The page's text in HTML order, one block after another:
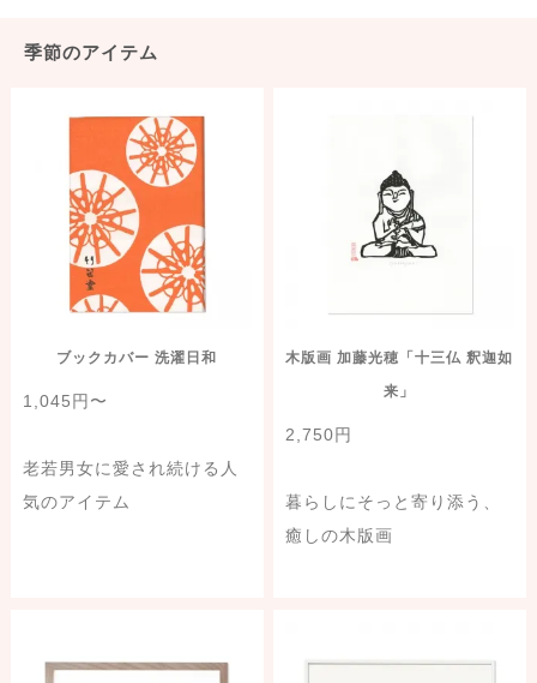
季節のアイテム
ブックカバー 洗濯日和
1,045円〜
老若男女に愛され続ける人
気のアイテム
木版画 加藤光穂「十三仏 釈迦如
来」
2,750円
暮らしにそっと寄り添う、
癒しの木版画